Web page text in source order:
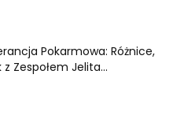
Pokarmowa: Różnice,
Zespołem Jelita...